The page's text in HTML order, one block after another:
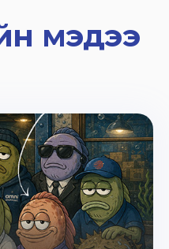
мэдээ